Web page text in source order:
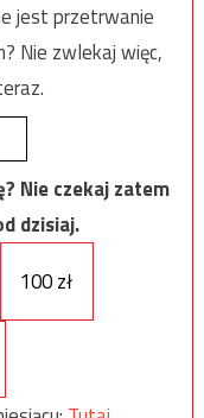
jest przetrwanie
Nie zwlekaj więc,
Nie czekaj zatem
dzisiaj.
100 zł